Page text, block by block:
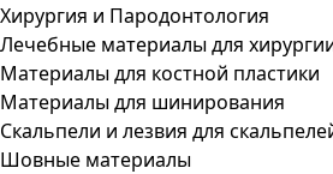
Хирургия и Пародонтология
Лечебные материалы для
Материалы для костной пластики
Материалы для шинирования
Скальпели и лезвия для
Шовные материалы